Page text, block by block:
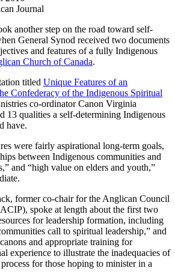
Journal
another step on the road toward self-
General Synod received two documents
and features of a fully Indigenous
Church of Canada.
titled Unique Features of an
Confederacy of the Indigenous Spiritual
co-ordinator Canon Virginia
13 qualities a self-determining Indigenous
have.
were fairly aspirational long-term goals,
between Indigenous communities and
and “high value on elders and youth,”
former co-chair for the Anglican Council
spoke at length about the first two
for leadership formation, including
call to spiritual leadership,” and
and appropriate training for
experience to illustrate the inadequacies of
for those hoping to minister in a